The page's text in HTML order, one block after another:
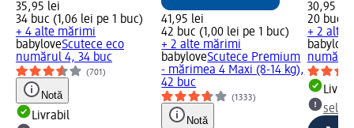
35,95 lei
34 buc (1,06 lei pe 1 buc)
+ 4 alte mărimi
babyloveScutece eco
numărul 4, 34 buc
(701)
Notă
Livrabil
41,95 lei
42 buc (1,00 lei pe 1 buc)
+ 2 alte mărimi
babyloveScutece Premium
- mărimea 4 Maxi (8-14 kg),
42 buc
(1333)
Notă
30,95 lei
20 buc
+ 2 alte
babylove